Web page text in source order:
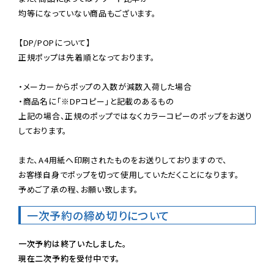
均等になっていない商品もございます。
【DP/POPについて】
正規ポップは先着順となっております。
・メーカーからポップの入数が減数入荷した場合
・商品名に「※DPコピー」と記載のあるもの
上記の場合、正規のポップではなくカラーコピーのポップをお送り
しております。
また、A4用紙へ印刷されたものをお送りしておりますので、
お客様自身でポップを切って使用していただくことになります。
予めご了承の程、お願い致します。
一次予約の締め切りについて
一次予約は終了いたしました。
現在二次予約を受付中です。